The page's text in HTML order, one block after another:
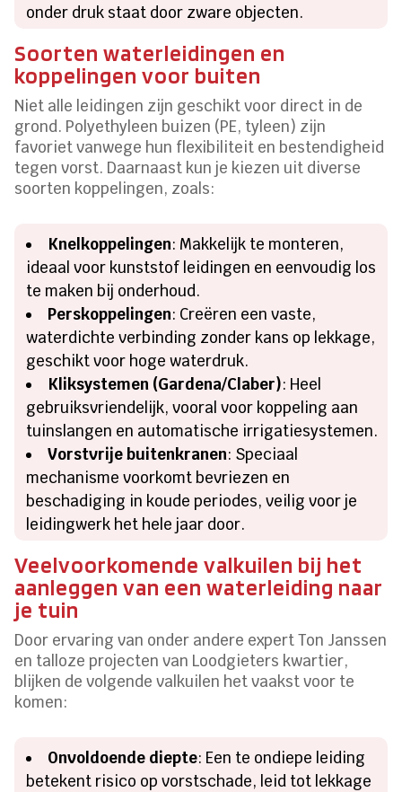
onder druk staat door zware objecten.
Soorten waterleidingen en
koppelingen voor buiten
Niet alle leidingen zijn geschikt voor direct in de
grond. Polyethyleen buizen (PE, tyleen) zijn
favoriet vanwege hun flexibiliteit en bestendigheid
tegen vorst. Daarnaast kun je kiezen uit diverse
soorten koppelingen, zoals:
Knelkoppelingen: Makkelijk te monteren,
ideaal voor kunststof leidingen en eenvoudig los
te maken bij onderhoud.
Perskoppelingen: Creëren een vaste,
waterdichte verbinding zonder kans op lekkage,
geschikt voor hoge waterdruk.
Kliksystemen (Gardena/Claber): Heel
gebruiksvriendelijk, vooral voor koppeling aan
tuinslangen en automatische irrigatiesystemen.
Vorstvrije buitenkranen: Speciaal
mechanisme voorkomt bevriezen en
beschadiging in koude periodes, veilig voor je
leidingwerk het hele jaar door.
Veelvoorkomende valkuilen bij het
aanleggen van een waterleiding naar
je tuin
Door ervaring van onder andere expert Ton Janssen
en talloze projecten van Loodgieters kwartier,
blijken de volgende valkuilen het vaakst voor te
komen:
Onvoldoende diepte: Een te ondiepe leiding
betekent risico op vorstschade, leid tot lekkage